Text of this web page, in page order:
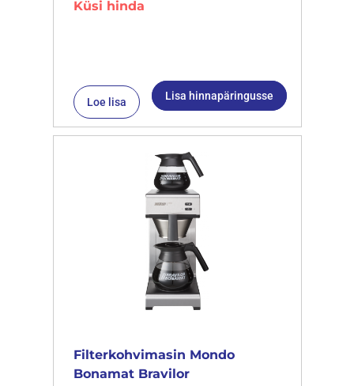
Küsi hinda
Loe lisa Lisa hinnapäringusse
Filterkohvimasin Mondo
Bonamat Bravilor